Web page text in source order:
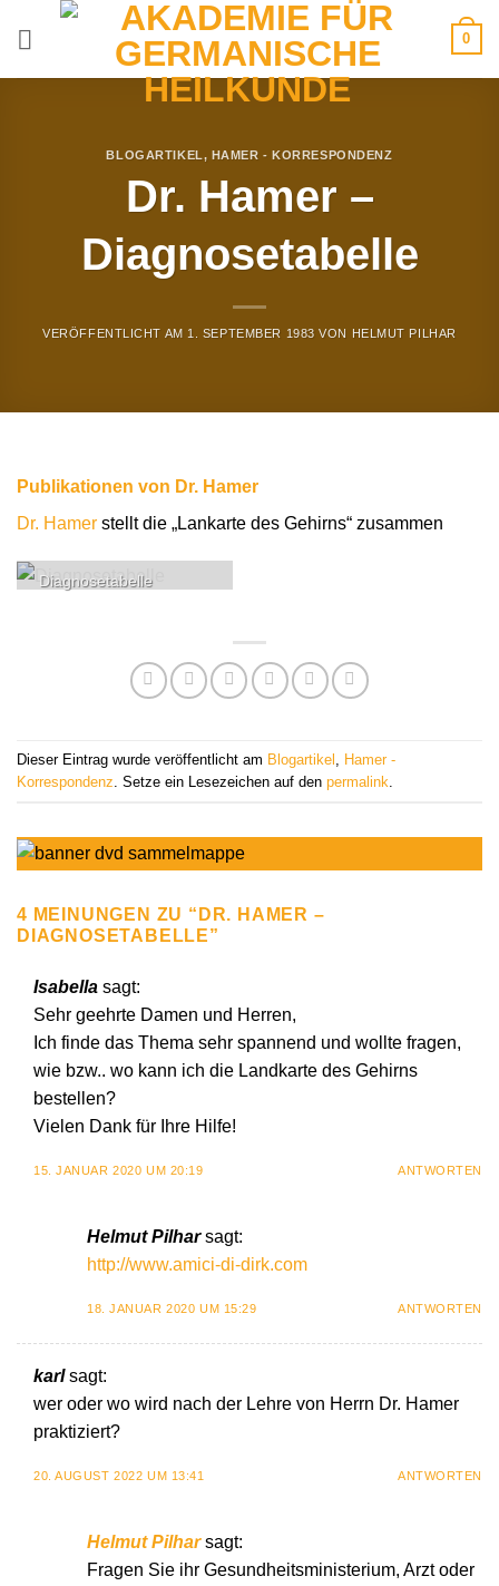
0
BLOGARTIKEL, HAMER - KORRESPONDENZ
Dr. Hamer –
Diagnosetabelle
VERÖFFENTLICHT AM 1. SEPTEMBER 1983 VON HELMUT PILHAR
Publikationen von Dr. Hamer
Dr. Hamer stellt die „Lankarte des Gehirns“ zusammen
Diagnosetabelle
Dieser Eintrag wurde veröffentlicht am Blogartikel
Hamer -
Korrespondenz . Setze ein Lesezeichen auf den permalink
4 MEINUNGEN ZU “ DR. HAMER –
DIAGNOSETABELLE”
Isabella sagt:
Sehr geehrte Damen und Herren,
Ich finde das Thema sehr spannend und wollte fragen,
wie bzw.. wo kann ich die Landkarte des Gehirns
bestellen?
Vielen Dank für Ihre Hilfe!
15. JANUAR 2020 UM 20:19 ANTWORTEN
Helmut Pilhar sagt:
http://www.amici-di-dirk.com
18. JANUAR 2020 UM 15:29 ANTWORTEN
karl sagt:
wer oder wo wird nach der Lehre von Herrn Dr. Hamer
praktiziert?
20. AUGUST 2022 UM 13:41 ANTWORTEN
Helmut Pilhar sagt:
Fragen Sie ihr Gesundheitsministerium, Arzt oder